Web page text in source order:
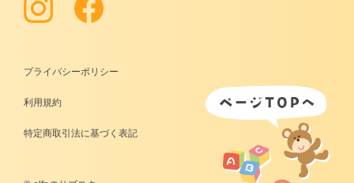
プライバシーポリシー
利用規約
特定商取引法に基づく表記